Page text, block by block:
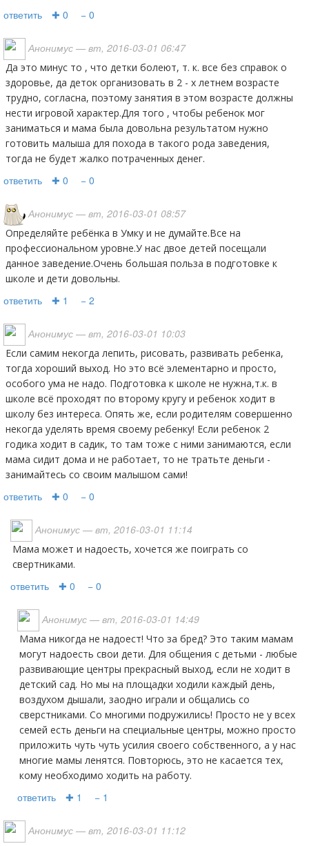
ответить ✚ 0 − 0
Анонимус — вт, 2016-03-01 06:47
Да это минус то , что детки болеют, т. к. все без справок о
здоровье, да деток организовать в 2 - х летнем возрасте
трудно, согласна, поэтому занятия в этом возрасте должны
нести игровой характер.Для того , чтобы ребенок мог
заниматься и мама была довольна результатом нужно
готовить малыша для похода в такого рода заведения,
тогда не будет жалко потраченных денег.
ответить ✚ 0 − 0
Анонимус — вт, 2016-03-01 08:57
Определяйте ребёнка в Умку и не думайте.Все на
профессиональном уровне.У нас двое детей посещали
данное заведение.Очень большая польза в подготовке к
школе и дети довольны.
ответить ✚ 1 − 2
Анонимус — вт, 2016-03-01 10:03
Если самим некогда лепить, рисовать, развивать ребенка,
тогда хороший выход. Но это всё элементарно и просто,
особого ума не надо. Подготовка к школе не нужна,т.к. в
школе всё проходят по второму кругу и ребенок ходит в
школу без интереса. Опять же, если родителям совершенно
некогда уделять время своему ребенку! Если ребенок 2
годика ходит в садик, то там тоже с ними занимаются, если
мама сидит дома и не работает, то не тратьте деньги -
занимайтесь со своим малышом сами!
ответить ✚ 0 − 0
Анонимус — вт, 2016-03-01 11:14
Мама может и надоесть, хочется же поиграть со
свертниками.
ответить ✚ 0 − 0
Анонимус — вт, 2016-03-01 14:49
Мама никогда не надоест! Что за бред? Это таким мамам
могут надоесть свои дети. Для общения с детьми - любые
развивающие центры прекрасный выход, если не ходит в
детский сад. Но мы на площадки ходили каждый день,
воздухом дышали, заодно играли и общались со
сверстниками. Со многими подружились! Просто не у всех
семей есть деньги на специальные центры, можно просто
приложить чуть чуть усилия своего собственного, а у нас
многие мамы ленятся. Повторюсь, это не касается тех,
кому необходимо ходить на работу.
ответить ✚ 1 − 1
Анонимус — вт, 2016-03-01 11:12